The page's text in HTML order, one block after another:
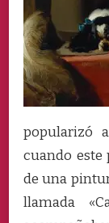
popularizó
cuando este
de una
llamada